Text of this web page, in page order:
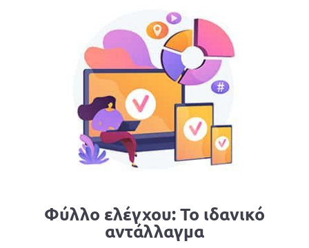
Φύλλο ελέγχου: Το ιδανικό
αντάλλαγμα